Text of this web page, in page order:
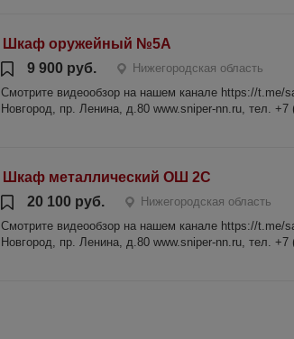
Шкаф оружейный №5А
9 900 руб.
Нижегородская область
Смотрите видеообзор на нашем канале https://t.me/
Новгород, пр. Ленина, д.80 www.sniper-nn.ru, тел. +7
Шкаф металлический ОШ 2С
20 100 руб.
Нижегородская область
Смотрите видеообзор на нашем канале https://t.me/
Новгород, пр. Ленина, д.80 www.sniper-nn.ru, тел. +7